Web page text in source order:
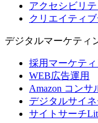
アクセシビリテ
クリエイティ
デジタルマーケティ
採用マーケテ
WEB広告運用
Amazon コンサ
デジタルサイ
サイトサーチ